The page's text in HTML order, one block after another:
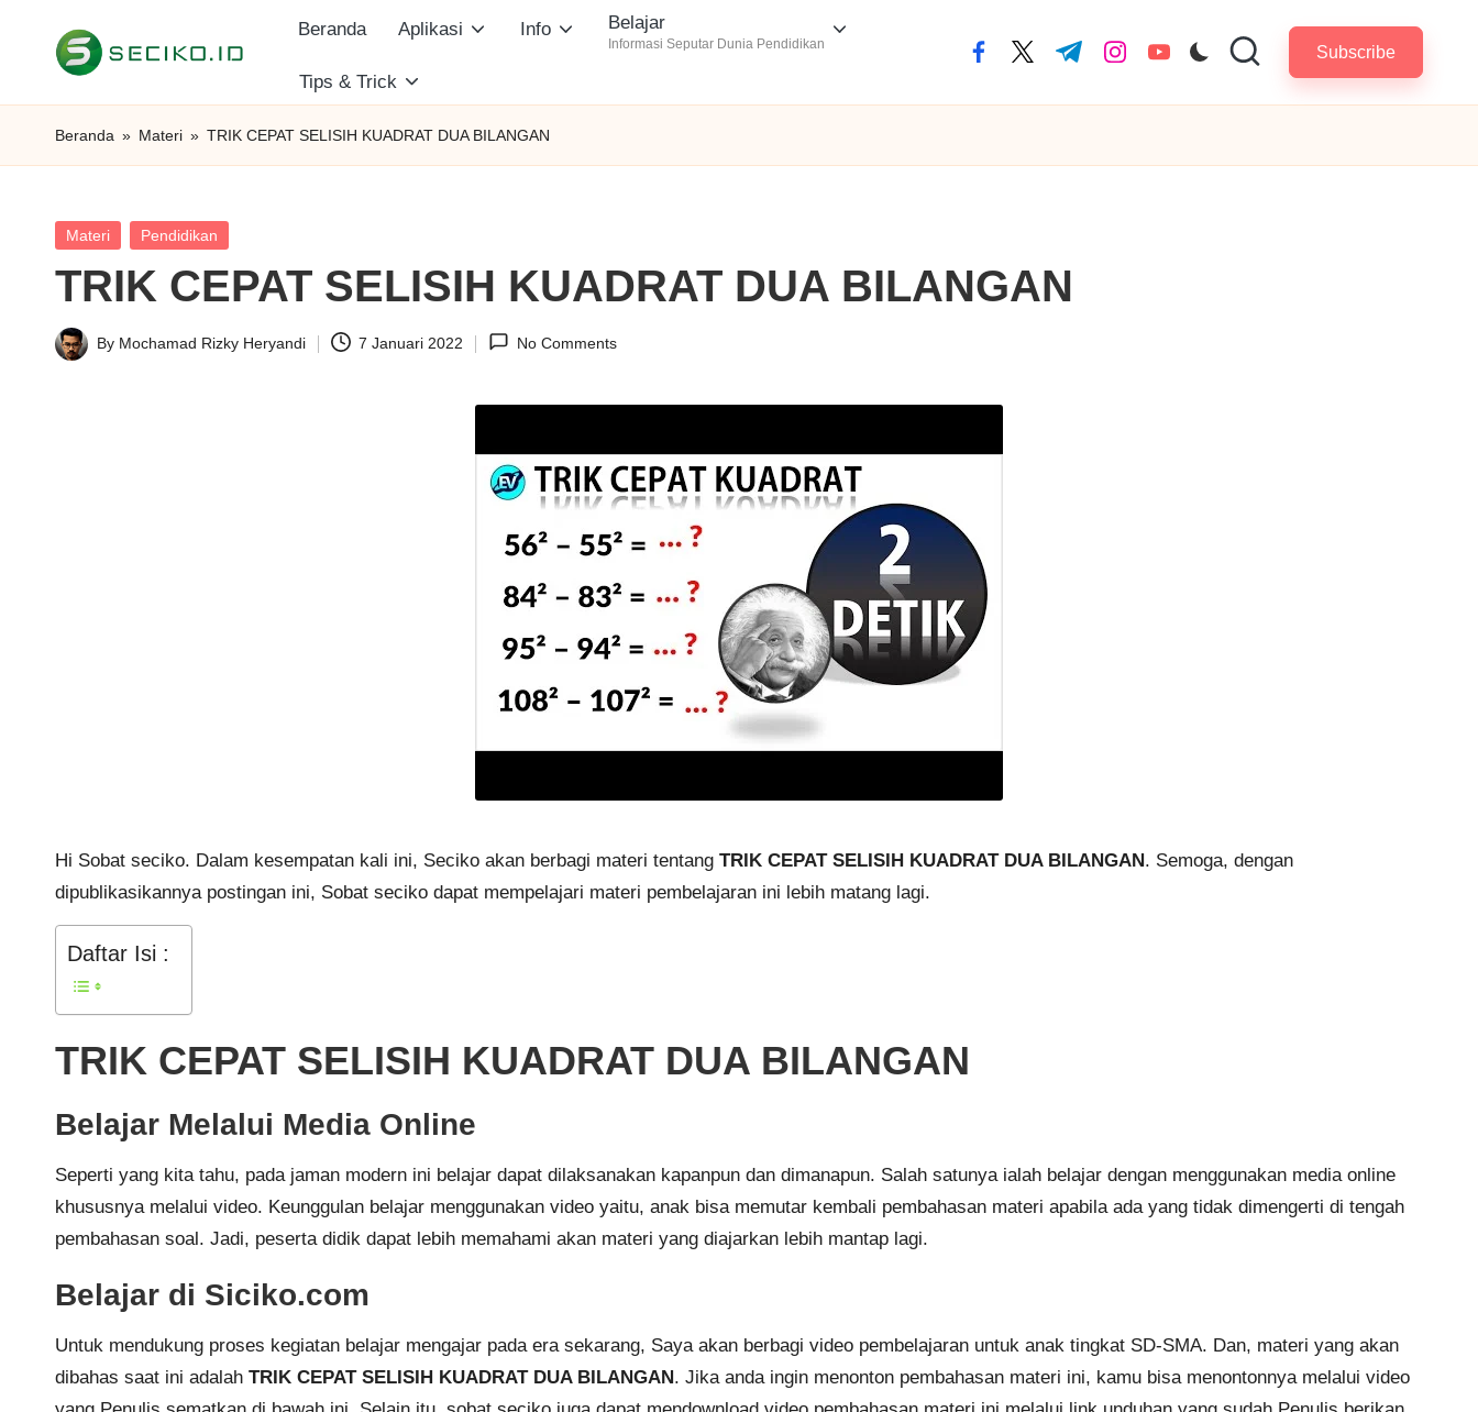
S
e
i
k
o
Informasi
dan
Beranda Aplikasi Info Belajar
Informasi Seputar Dunia Pendidikan
Tips & Trick
facebook.com
twitter.com
t.me instagram.com
youtube.com Subscribe
Beranda » Materi » TRIK CEPAT SELISIH KUADRAT DUA BILANGAN
Posted
Materi Pendidikan
TRIK CEPAT SELISIH KUADRAT DUA BILANGAN
Posted
By Mochamad Rizky Heryandi 7 Januari 2022 No Comments
Hi Sobat seciko. Dalam kesempatan kali ini, Seciko akan berbagi materi tentang TRIK CEPAT SELISIH KUADRAT DUA BILANGAN. Semoga, dengan
dipublikasikannya postingan ini, Sobat seciko dapat mempelajari materi pembelajaran ini lebih matang lagi.
Daftar Isi :
TRIK CEPAT SELISIH KUADRAT DUA BILANGAN
Belajar Melalui Media Online
Seperti yang kita tahu, pada jaman modern ini belajar dapat dilaksanakan kapanpun dan dimanapun. Salah satunya ialah belajar dengan menggunakan media online
khususnya melalui video. Keunggulan belajar menggunakan video yaitu, anak bisa memutar kembali pembahasan materi apabila ada yang tidak dimengerti di tengah
pembahasan soal. Jadi, peserta didik dapat lebih memahami akan materi yang diajarkan lebih mantap lagi.
Belajar di Siciko.com
Untuk mendukung proses kegiatan belajar mengajar pada era sekarang, Saya akan berbagi video pembelajaran untuk anak tingkat SD-SMA. Dan, materi yang akan
dibahas saat ini adalah TRIK CEPAT SELISIH KUADRAT DUA BILANGAN. Jika anda ingin menonton pembahasan materi ini, kamu bisa menontonnya melalui video